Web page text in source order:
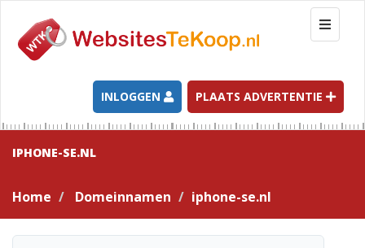
T
o
g
l
e
n
a
t
INLOGGEN PLAATS ADVERTENTIE
IPHONE-SE.NL
Home Domeinnamen iphone-se.nl